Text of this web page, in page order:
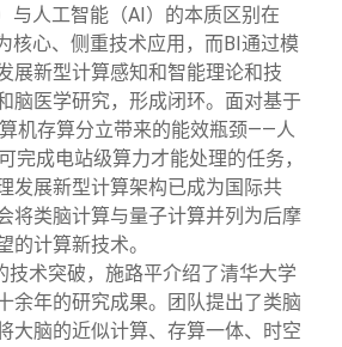
与人工智能（AI）的本质区别在
核心、侧重技术应用，而BI通过模
展新型计算感知和智能理论和技
脑医学研究，形成闭环。面对基于
机存算分立带来的能效瓶颈——人
完成电站级算力才能处理的任务，
发展新型计算架构已成为国际共
将类脑计算与量子计算并列为后摩
的计算新技术。
技术突破，施路平介绍了清华大学
余年的研究成果。团队提出了类脑
大脑的近似计算、存算一体、时空